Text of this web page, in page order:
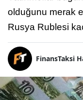
olduğunu merak
Rusya Rublesi
FinansTaksi